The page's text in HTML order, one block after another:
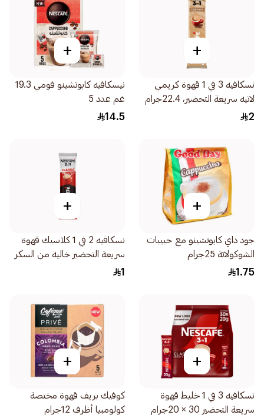
+
نسكافيه 3 في 1 قهوة كريمي
لاتيه سريعة التحضير، 22.4جرام
2
+
نيسكافيه كابوتشينو فومي 19.3
غم عدد 5
14.5
+
جود داي كابوتشينو مع حبيبات
الشوكولاتة 25جرام
1.75
+
نسكافيه 2 في 1 كلاسيك قهوة
سريعة التحضير خالية من السكر
11.7جرام
1
+
نسكافيه 3 في 1 خليط قهوة
سريعة التحضير 30 × 20جرام
+
كوفيك بريف قهوة مختصة
كولومبيا أظرف 12جرام